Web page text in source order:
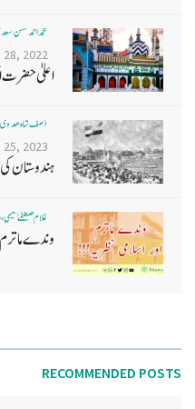
محمد احمد حسن
2022
اعلیٰ
آصف شاہ ھدوی،
25, 2023
ہندوستان
غلام مصطفےٰ
وندے
RECOMMENDED POSTS